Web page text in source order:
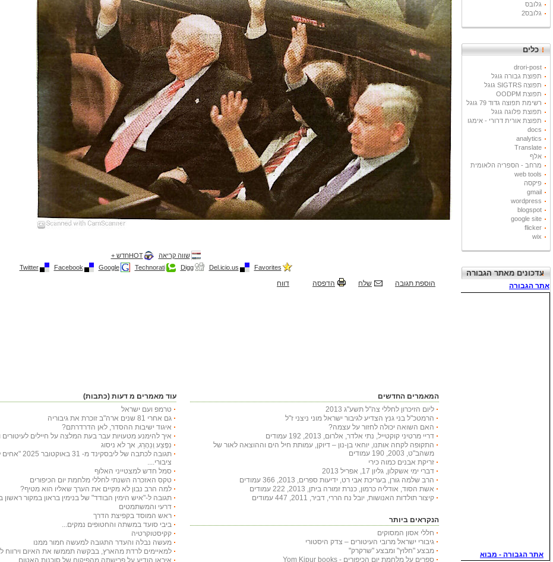
גלובס
גלובס2
כלים
drori-post
תפוצת גבורה גוגל
תפוצה SIGTRS גוגל
תפוצת OODPM
רשימת תפוצה גדוד 79 גוגל
תפוצת פלוגה גוגל
תפוצת אורית דרורי - אימגו
docs
analytics
Translate
אלף
מרחב - הספריה הלאומית
web tools
פיקסה
gmail
wordpress
blogspot
google site
flicker
wix
עדכונים מאתר הגבורה
שווה קריאה
HOTחדש +
Favorites
Del.icio.us
Digg
Technorati
Google
Facebook
Twitter
הוספת תגובה שלח הדפסה דווח
המאמרים החדשים
ליום הזיכרון לחללי צה"ל תשע"ג 2013
הרמטכ"ל בני גנץ הצדיע לגיבור ישראל מוני ניצני ז"ל
האם השואה יכולה לחזור על עצמה?
דריי מרטיני קוקטייל, נתי אלדר, אלרום, 2013, 192 עמודים
התקופה לקחה אותנו, יוחאי בן-נון – דיוקן, עמותת חיל הים וההוצאה לאור של
משהב"ט, 2003, 190 עמודים
זריקת אבנים כמוה כירי
דברי ימי אשקלון, גליון 17, אפריל 2013
הרב שלמה גורן, בעריכת אבי רט, ידיעות ספרים, 2013, 366 עמודים
אשת הסוד, אודליה כרמון, כנרת זמורה ביתן, 2013, 222 עמודים
קיצור תולדות האנושות, יובל נח הררי, דביר, 2011, 447 עמודים
הנקראים ביותר
חללי אסון המסוקים
גיבורי ישראל מרובי העיטורים – צדק היסטורי
מבצע "חלוץ" ומבצע "שרקרק"
ספרים על מלחמת יום הכיפורים - Yom Kipur books
עוד מאמרים מ דעות (כתבות)
טרמפ ועם ישראל
גם אחרי 81 שנים ארה"ב זוכרת את גיבוריה
איגוד ישיבות ההסדר, לאן הדרדרתם?
איך להימנע מטעויות עבר בעת המלצה על חיילים לעיטורים
נִפָּצַע וְנֵהָרֵג, אך לא ניסוג
תגובה לכתבה של
ציבורי....
סמל חדש למצטייני האלוף
טקס האזכרה השנתי לחללי מלחמת יום הכיפורים
למה הרב נבון לא מקיים את הערך שאליו הוא מטיף?
תגובה ל-"איש הימין הבודד" של בנימין בראון במקור ראשון ב-29 באוגוסט
דרעי והמשתמטים
ראש המוסד בקפיצת הדרך
ביבי סועד במשתה והחטופים נמקים...
קקיסטוקרטיה
מעשה נבלה והעדר התגובה למעשה חמור ממנו
למאיימים לרדת מהארץ, בבקשה תממשו את האיום וירווח
איראן הודיע על פרישתה מהפיקוח של סוכנות האטום